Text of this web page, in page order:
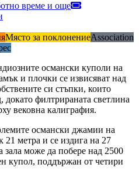
време и още
Място за поклонениеAssociation
османски куполи на
и плочки се извисяват над
си стъпки, които
филтрираната светлина
вековна калиграфия.
османски джамии на
метра и се издига на 27
може да побере над 2500
купол, поддържан от четири